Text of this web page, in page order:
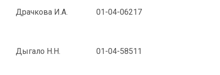
Драчкова И.А. 01-04-06217
Дыгало Н.Н. 01-04-58511